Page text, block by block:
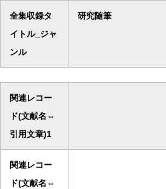
全集収録タ
イトル_ジャ
ンル
研究随筆
関連レコー
ド(文献名⇔
引用文章)1
関連レコー
ド(文献名⇔